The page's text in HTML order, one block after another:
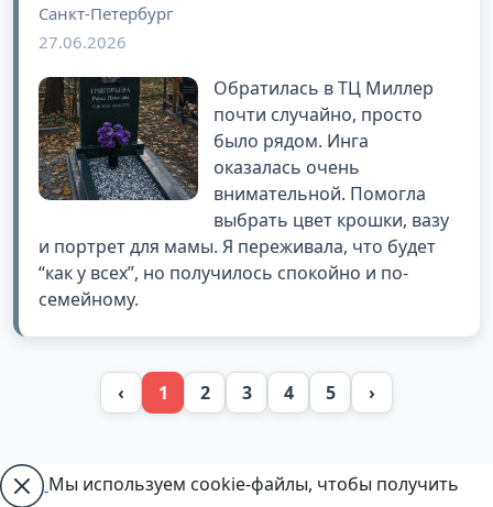
Санкт-Петербург
27.06.2026
Обратилась в ТЦ Миллер
почти случайно, просто
было рядом. Инга
оказалась очень
внимательной. Помогла
выбрать цвет крошки, вазу
и портрет для мамы. Я переживала, что будет
“как у всех”, но получилось спокойно и по-
семейному.
‹ 1 2 3 4 5 ›
Мы используем cookie-файлы, чтобы получить